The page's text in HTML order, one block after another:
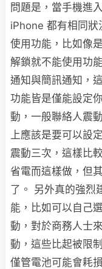
問題是，當手機進
iPhone 都有相同狀
使用功能，比如像
解鎖就不能使用功
通知與簡訊通知，
功能皆是僅能設定
動，一般聯絡人震
上應該是要可以設
震動三次，這樣比
省電而這樣做，但
了。 另外真的強烈
能，比如可以自己
動，對於商務人士
動，這些比起被限
僅管電池可能會耗